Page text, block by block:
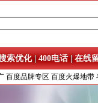
索优化| 400电话| 在线
百度品牌专区 百度火爆地带